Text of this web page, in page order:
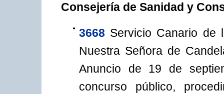
Consejería de Sanidad y
3668 Servicio Canario de
Nuestra Señora de
Anuncio de 19 de
concurso público,